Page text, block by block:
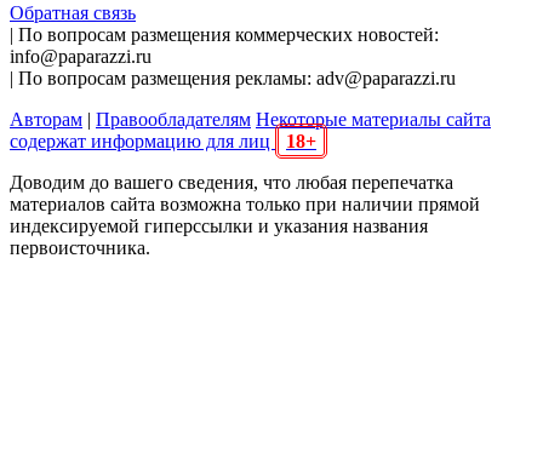
Обратная связь
| По вопросам размещения коммерческих новостей:
info@paparazzi.ru
| По вопросам размещения рекламы: adv@paparazzi.ru
Авторам | Правообладателям Некоторые материалы сайта
содержат информацию для лиц
18+
Доводим до вашего сведения, что любая перепечатка
материалов сайта возможна только при наличии прямой
индексируемой гиперссылки и указания названия
первоисточника.